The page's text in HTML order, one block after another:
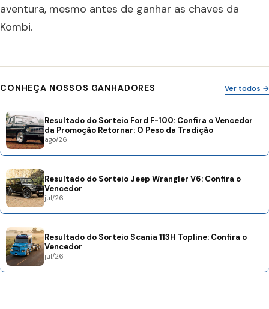
aventura, mesmo antes de ganhar as chaves da
Kombi.
CONHEÇA NOSSOS GANHADORES Ver todos →
Resultado do Sorteio Ford F-100: Confira o Vencedor
da Promoção Retornar: O Peso da Tradição
ago/26
Resultado do Sorteio Jeep Wrangler V6: Confira o
Vencedor
jul/26
Resultado do Sorteio Scania 113H Topline: Confira o
Vencedor
jul/26